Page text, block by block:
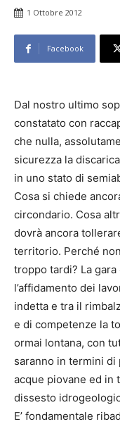
1 Ottobre 2012
Facebook
Dal nostro ultimo
constatato con
che nulla,
sicurezza la
in uno stato di
Cosa si chiede
circondario. Cosa
dovrà ancora
territorio. Perché
troppo tardi? La
l’affidamento dei
indetta e tra il
e di competenze la
ormai lontana, con
saranno in termini
acque piovane ed in
dissesto
E’ fondamentale